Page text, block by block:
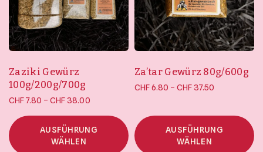
Zaziki Gewürz
100g/200g/700g
CHF7.80 – CHF38.00
CHF 38.00
AUSFÜHRUNG
WÄHLEN
Za’tar Gewürz 80g/600g
CHF6.80 – CHF37.50
AUSFÜHRUNG
WÄHLEN